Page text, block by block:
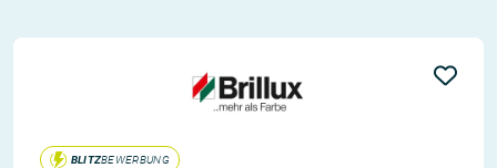
BLITZBEWERBUNG